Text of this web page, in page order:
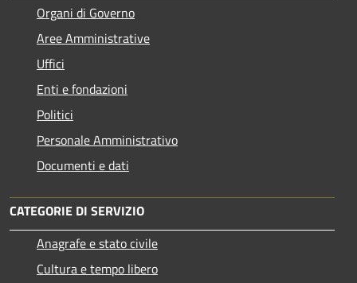
Organi di Governo
Aree Amministrative
Uffici
Enti e fondazioni
Politici
Personale Amministrativo
Documenti e dati
CATEGORIE DI SERVIZIO
Anagrafe e stato civile
Cultura e tempo libero